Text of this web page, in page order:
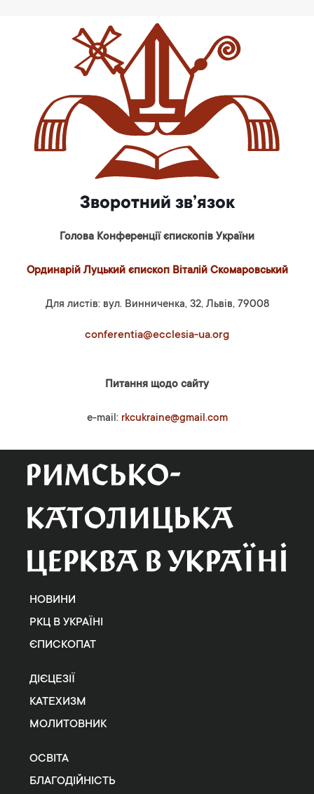
Зворотний зв’язок
Голова Конференції єпископів України
Ординарій Луцький єпископ Віталій Скомаровський
Для листів: вул. Винниченка, 32, Львів, 79008
conferentia@ecclesia-ua.org
Питання щодо сайту
e-mail: rkcukraine@gmail.com
НОВИНИ
РКЦ В УКРАЇНІ
ЄПИСКОПАТ
ДІЄЦЕЗІЇ
КАТЕХИЗМ
МОЛИТОВНИК
ОСВІТА
БЛАГОДІЙНІСТЬ